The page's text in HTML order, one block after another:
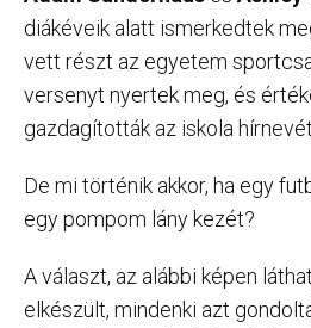
diákéveik alatt ismerkedtek
vett részt az egyetem
versenyt nyertek meg, és
gazdagították az iskola hírnevét.
De mi történik akkor, ha egy
egy pompom lány kezét?
A választ, az alábbi képen
elkészült, mindenki azt